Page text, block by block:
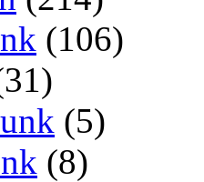
(106)
(5)
(8)